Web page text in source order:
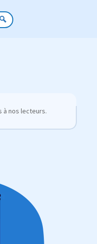
à nos lecteurs.